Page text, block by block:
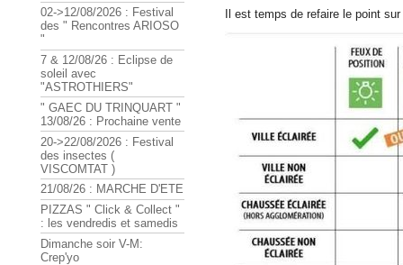
Il est temps de refaire le point sur
02->12/08/2026 : Festival
des " Rencontres ARIOSO
"
7 & 12/08/26 : Eclipse de
soleil avec
"ASTROTHIERS"
" GAEC DU TRINQUART "
13/08/26 : Prochaine vente
20->22/08/2026 : Festival
des insectes (
VISCOMTAT )
21/08/26 : MARCHE D'ETE
PIZZAS " Click & Collect "
: les vendredis et samedis
Dimanche soir V-M:
Crep'yo